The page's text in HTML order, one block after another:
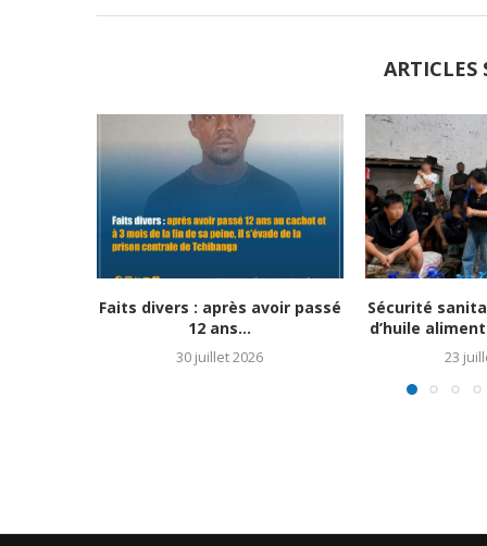
ARTICLES
Faits divers : après avoir passé
12 ans...
30 juillet 2026
Sécurité
d’huile
23